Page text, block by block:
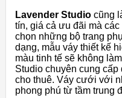
Lavender Studio cũng
tín, giá cả ưu đãi mà
chọn những bộ trang
dạng, mẫu váy thiết kế
màu tinh tế sẽ không
Studio chuyên cung cấp
cho thuê. Váy cưới với
phong phú từ tầm trung